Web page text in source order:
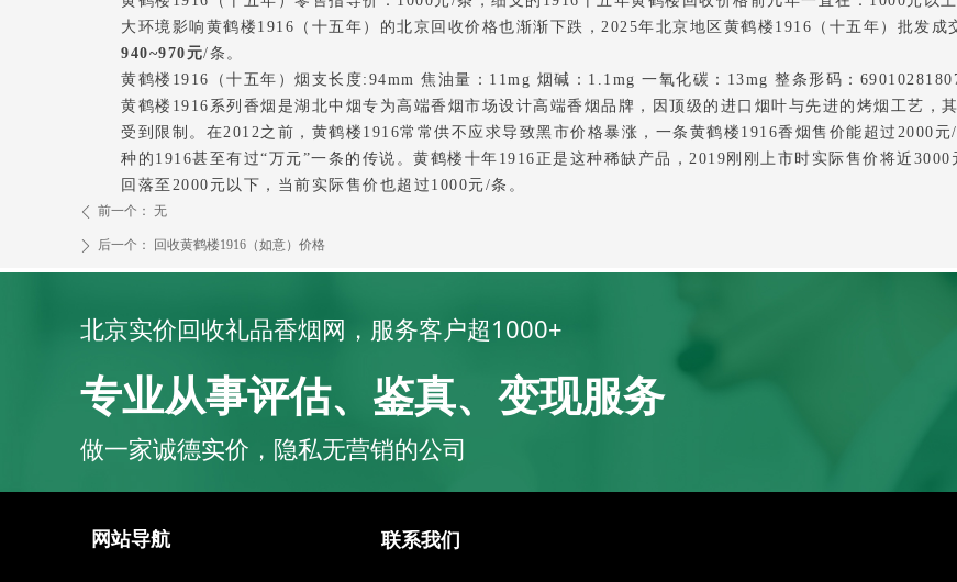
ꄴ 前一个： 无
大环境影响黄鹤楼1916（十五年）的北京回收价格也渐渐下跌，2025年北京地区黄鹤楼1916（十五年）批发成
940~970元/条。
黄鹤楼1916（十五年）烟支长度:94mm 焦油量：11mg 烟碱：1.1mg 一氧化碳：13mg 整条形码：
黄鹤楼1916系列香烟是湖北中烟专为高端香烟市场设计高端香烟品牌，因顶级的进口烟叶与先进的烤烟工艺，
受到限制。在2012之前，黄鹤楼1916常常供不应求导致黑市价格暴涨，一条黄鹤楼1916香烟售价能超过2000元
种的1916甚至有过“万元”一条的传说。黄鹤楼十年1916正是这种稀缺产品，2019刚刚上市时实际售价将近3000
回落至2000元以下，当前实际售价也超过1000元/条。
ꄲ 后一个： 回收黄鹤楼1916（如意）价格
网站导航 联系我们
北京实价回收礼品香烟网，服务客户超1000+
专业从事评估、鉴真、变现服务
做一家诚德实价，隐私无营销的公司